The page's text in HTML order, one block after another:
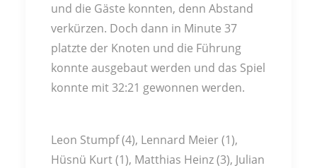
und die Gäste konnten, denn Abstand
verkürzen. Doch dann in Minute 37
platzte der Knoten und die Führung
konnte ausgebaut werden und das Spiel
konnte mit 32:21 gewonnen werden.
Leon Stumpf (4), Lennard Meier (1),
Hüsnü Kurt (1), Matthias Heinz (3), Julian